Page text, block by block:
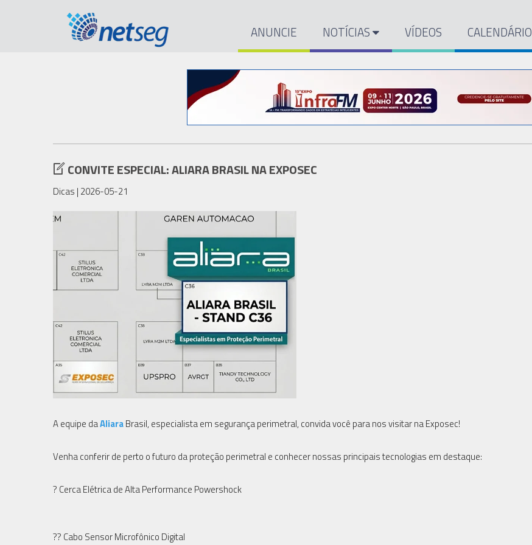
ANUNCIE NOTÍCIAS VÍDEOS CALENDÁRIO
CONVITE ESPECIAL: ALIARA BRASIL NA EXPOSEC
Dicas | 2026-05-21
A equipe daAliaraBrasil, especialista em segurança perimetral, convida você para nos visitar na Exposec!
Venha conferir de perto o futuro da proteção perimetral e conhecer nossas principais tecnologias em destaque:
? Cerca Elétrica de Alta Performance Powershock
?? Cabo Sensor Microfônico Digital